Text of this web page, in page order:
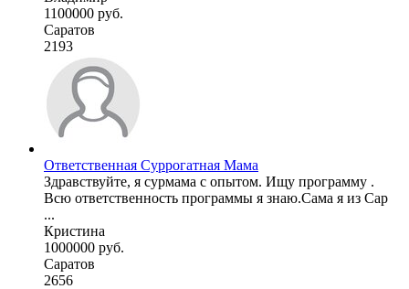
1100000 руб.
Саратов
2193
Ответственная Суррогатная Мамa
Здравствуйте, я сурмама с опытом. Ищу программу .
Всю ответственность программы я знаю.Сама я из Сар
...
Кристина
1000000 руб.
Саратов
2656